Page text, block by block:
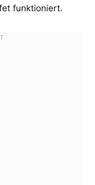
funktioniert.